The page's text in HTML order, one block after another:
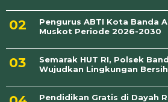
Pengurus ABTI Kota Banda
Muskot Periode 2026-2030
Semarak HUT RI, Polsek
Wujudkan Lingkungan
Pendidikan Gratis di Dayah